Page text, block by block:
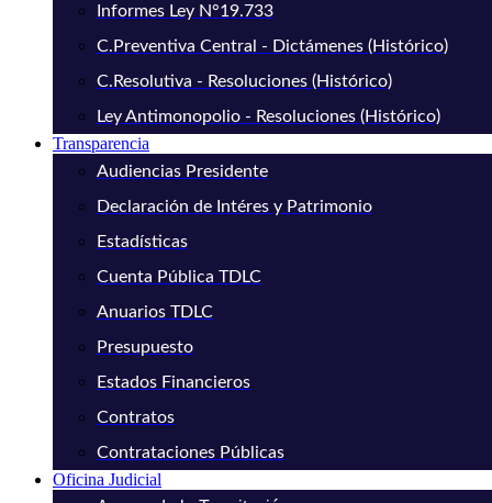
Informes Ley N°19.733
C.Preventiva Central - Dictámenes (Histórico)
C.Resolutiva - Resoluciones (Histórico)
Ley Antimonopolio - Resoluciones (Histórico)
Transparencia
Audiencias Presidente
Declaración de Intéres y Patrimonio
Estadísticas
Cuenta Pública TDLC
Anuarios TDLC
Presupuesto
Estados Financieros
Contratos
Contrataciones Públicas
Oficina Judicial